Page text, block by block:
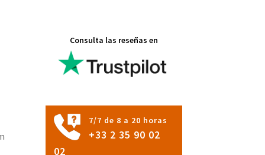
Consulta las reseñas en
7/7 de 8 a 20 horas
+33 2 35 90 02
02